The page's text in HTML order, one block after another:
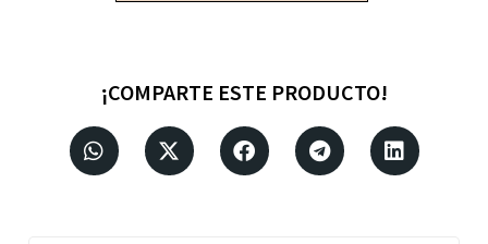
¡COMPARTE ESTE PRODUCTO!